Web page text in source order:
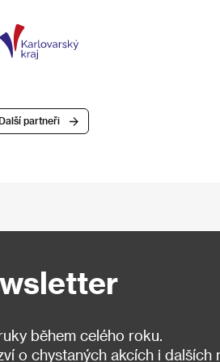
partneři
během celého roku.
o chystaných akcích i dalších